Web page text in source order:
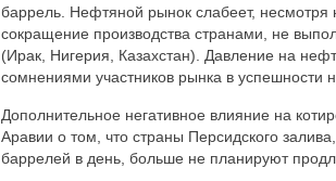
баррель. Нефтяной рынок слабеет,
сокращение производства странами, не
(Ирак, Нигерия, Казахстан). Давление на
сомнениями участников рынка в успешности
Дополнительное негативное влияние на
Аравии о том, что страны Персидского
баррелей в день, больше не планируют